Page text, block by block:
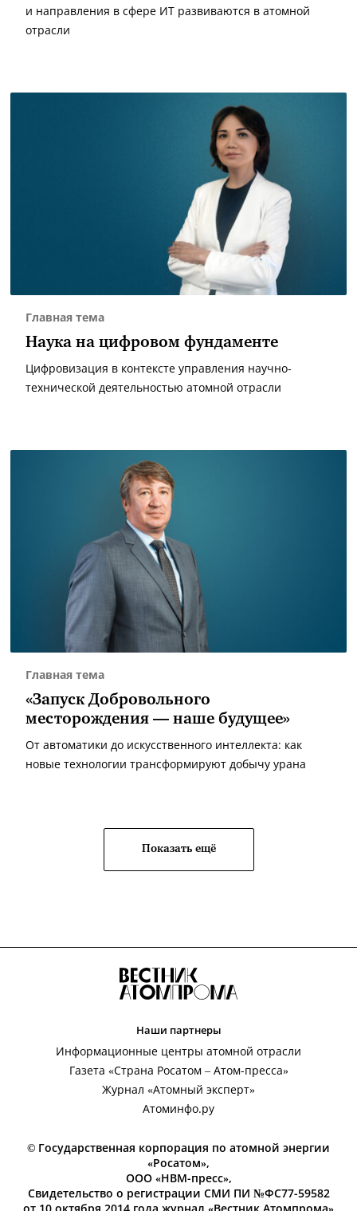
и направления в сфере ИТ развиваются в атомной
отрасли
Главная тема
Наука на цифровом фундаменте
Цифровизация в контексте управления научно-
технической деятельностью атомной отрасли
Главная тема
«Запуск Добровольного
месторождения — наше будущее»
От автоматики до искусственного интеллекта: как
новые технологии трансформируют добычу урана
Показать ещё
© Государственная корпорация по атомной энергии
«Росатом»,
ООО «НВМ-пресс»,
Свидетельство о регистрации СМИ ПИ №ФС77-59582
Наши партнеры
Информационные центры атомной отрасли
Газета «Страна Росатом – Атом-пресса»
Журнал «Атомный эксперт»
Атоминфо.ру